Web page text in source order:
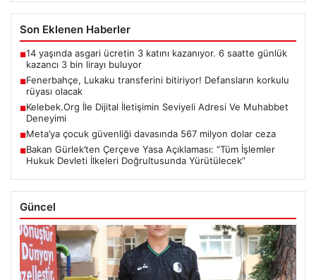
Son Eklenen Haberler
■14 yaşında asgari ücretin 3 katını kazanıyor. 6 saatte günlük
kazancı 3 bin lirayı buluyor
■Fenerbahçe, Lukaku transferini bitiriyor! Defansların korkulu
rüyası olacak
■Kelebek.Org İle Dijital İletişimin Seviyeli Adresi Ve Muhabbet
Deneyimi
■Meta’ya çocuk güvenliği davasında 567 milyon dolar ceza
■Bakan Gürlek’ten Çerçeve Yasa Açıklaması: “Tüm İşlemler
Hukuk Devleti İlkeleri Doğrultusunda Yürütülecek”
Güncel